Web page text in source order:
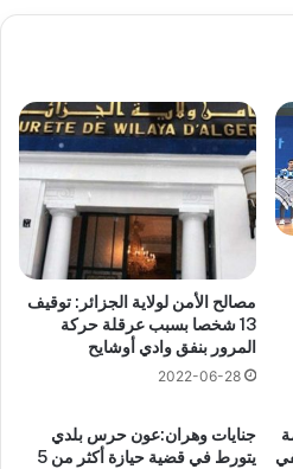
مصالح الأمن لولاية الجزائر: توقيف
13 شخصا بسبب عرقلة حركة
المرور بنفق وادي أوشايح
2022-06-28
جنايات وهران:عون حرس بلدي
يتورط في قضية حيازة أكثر من 5